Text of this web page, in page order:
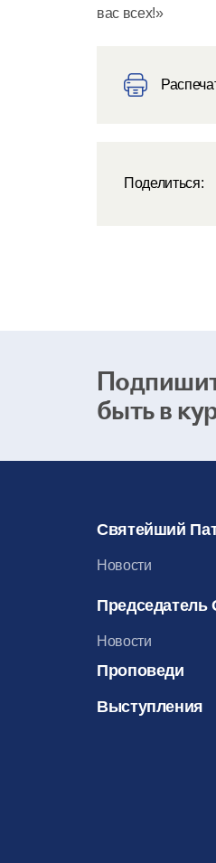
вас всех!»
Поделиться:
быть в
Святейший
Новости
Председатель
Новости
Проповеди
Выступления